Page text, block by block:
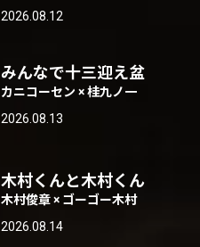
2026.08.12
みんなで十三迎え盆
カニコーセン × 桂九ノ一
2026.08.13
木村くんと木村くん
木村俊章 × ゴーゴー木村
2026.08.14